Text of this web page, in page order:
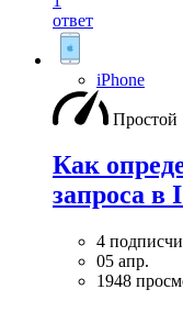
ответ
iPhone
Простой
Как
запроса в
4
05 апр.
1948